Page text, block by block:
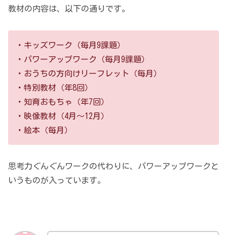
教材の内容は、以下の通りです。
・キッズワーク（毎月9課題）
・パワーアップワーク（毎月9課題）
・おうちの方向けリーフレット（毎月）
・特別教材（年8回）
・知育おもちゃ（年7回）
・映像教材（4月～12月）
・絵本（毎月）
思考力ぐんぐんワークの代わりに、パワーアップワークと
いうものが入っています。